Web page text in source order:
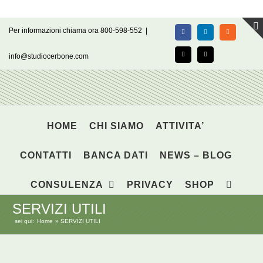
contenuto
Per informazioni chiama ora 800-598-552
info@studiocerbone.com
FacebookLinkedIn Rss
X Email
HOME CHI SIAMO ATTIVITA’
CONTATTI BANCA DATI NEWS – BLOG
CONSULENZA PRIVACY SHOP
SERVIZI UTILI
sei qui: Home SERVIZI UTILI